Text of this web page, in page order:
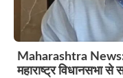
Maharashtra News:
महाराष्ट्र विधानसभा से